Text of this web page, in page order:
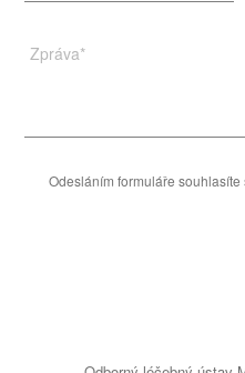
Zpráva*
Odesláním formuláře souhlasíte